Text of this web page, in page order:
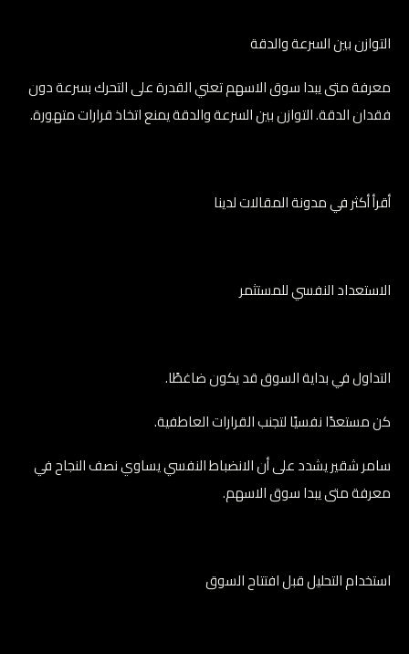
التوازن بين السرعة والدقة
معرفة متى يبدا سوق الاسهم تعني القدرة على التحرك بسرعة دون
فقدان الدقة. التوازن بين السرعة والدقة يمنع اتخاذ قرارات متهورة.
أقرأ أكثر في مدونة المقالات لدينا
الاستعداد النفسي للمستثمر
التداول في بداية السوق قد يكون ضاغطًا.
كن مستعدًا نفسيًا لتجنب القرارات العاطفية.
سامر شقير يشدد على أن الانضباط النفسي يساوي نصف النجاح في
معرفة متى يبدا سوق الاسهم.
استخدام التحليل قبل افتتاح السوق